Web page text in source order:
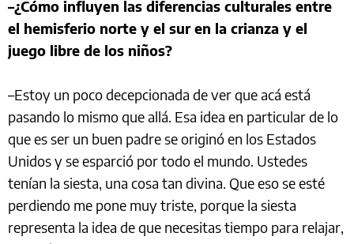
–¿Cómo influyen las diferencias culturales entre
el hemisferio norte y el sur en la crianza y el
juego libre de los niños?
–Estoy un poco decepcionada de ver que acá está
pasando lo mismo que allá. Esa idea en particular de lo
que es ser un buen padre se originó en los Estados
Unidos y se esparció por todo el mundo. Ustedes
tenían la siesta, una cosa tan divina. Que eso se esté
perdiendo me pone muy triste, porque la siesta
representa la idea de que necesitas tiempo para relajar,